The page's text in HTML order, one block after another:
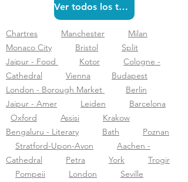
Ver todos los tours
Chartres Manchester
Milan
Monaco City
Bristol
Split
Jaipur - Food
Kotor
Cologne -
Cathedral
Vienna
Budapest
London - Borough Market
Berlin
Jaipur - Amer
Leiden
Barcelona
Oxford
Assisi
Krakow
Bengaluru - Literary
Bath
Poznan
Stratford-Upon-Avon
Aachen -
Cathedral
Petra York
Trogir
Pompeii
London
Seville